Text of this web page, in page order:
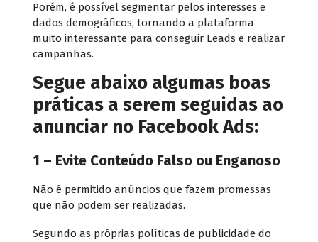
Porém, é possível segmentar pelos interesses e
dados demográficos, tornando a plataforma
muito interessante para conseguir Leads e realizar
campanhas.
Segue abaixo algumas boas
práticas a serem seguidas ao
anunciar no Facebook Ads:
1 – Evite Conteúdo Falso ou Enganoso
Não é permitido anúncios que fazem promessas
que não podem ser realizadas.
Segundo as próprias políticas de publicidade do